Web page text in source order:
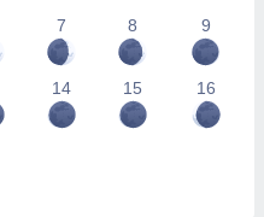
7 8 9
14 15 16